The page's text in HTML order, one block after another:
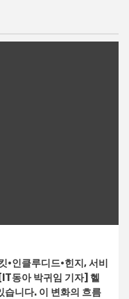
인클루디드·힌지, 서비
동아 박귀임 기자] 헬
습니다. 이 변화의 흐름